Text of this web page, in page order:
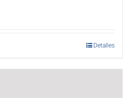
Detalles